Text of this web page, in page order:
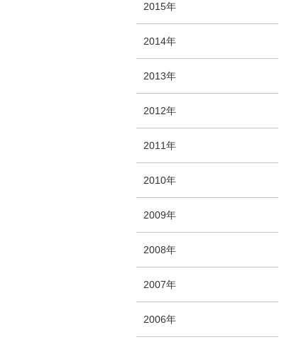
2015年
2014年
2013年
2012年
2011年
2010年
2009年
2008年
2007年
2006年